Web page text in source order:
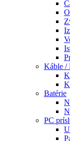
Káble /
Batérie
PC